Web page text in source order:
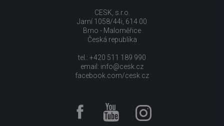
CESK, s.r.o.
Jarní 1058/44i, 614 00
Brno - Maloměřice
Česká republika
tel.: +420 511 189 990
email: info@cesk.cz
facebook.com/cesk.cz